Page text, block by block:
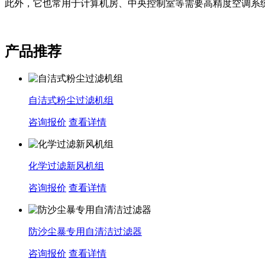
此外，它也常用于计算机房、中央控制室等需要高精度空调系
产品推荐
自洁式粉尘过滤机组
咨询报价 查看详情
化学过滤新风机组
咨询报价 查看详情
防沙尘暴专用自清洁过滤器
咨询报价 查看详情